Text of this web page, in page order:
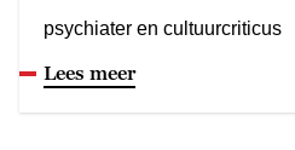
psychiater en cultuurcriticus
Lees meer